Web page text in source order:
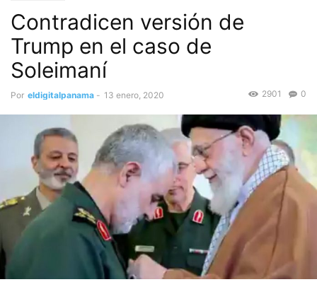
Contradicen versión de
Trump en el caso de
Soleimaní
Por eldigitalpanama - 13 enero, 2020 0
2901